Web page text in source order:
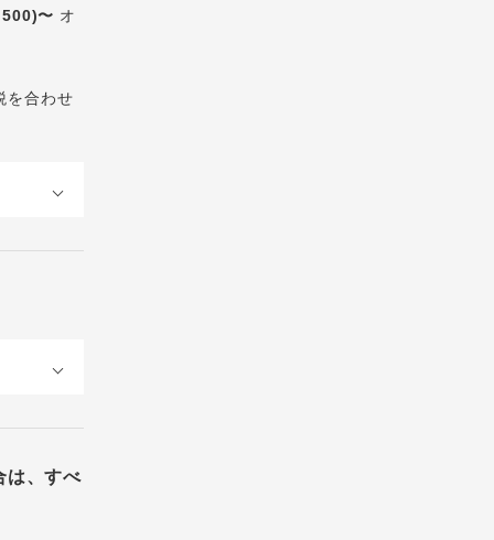
〜 オ
を合わせ
は、すべ